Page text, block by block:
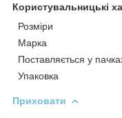
Користувальницькі
Розміри
Марка
Поставляється у
Упаковка
Приховати